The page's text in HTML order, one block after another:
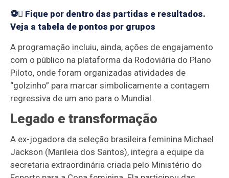
⚽ Fique por dentro das partidas e resultados.
Veja a tabela de pontos por grupos
A programação incluiu, ainda, ações de engajamento
com o público na plataforma da Rodoviária do Plano
Piloto, onde foram organizadas atividades de
“golzinho” para marcar simbolicamente a contagem
regressiva de um ano para o Mundial.
Legado e transformação
A ex-jogadora da seleção brasileira feminina Michael
Jackson (Marileia dos Santos), integra a equipe da
secretaria extraordinária criada pelo Ministério do